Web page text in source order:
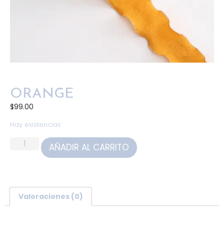
ORANGE
$99.00
Hay existencias
AÑADIR AL CARRITO
Valoraciones (0)